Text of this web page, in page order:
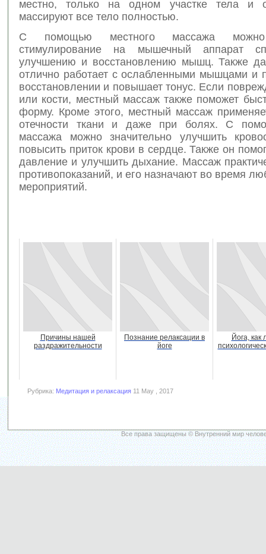
местно, только на одном участке тела и
массируют все тело полностью.
С помощью местного массажа можно
стимулирование на мышечный аппарат
улучшению и восстановлению мышц. Также
отлично работает с ослабленными мышцами и
восстановлении и повышает тонус. Если
или кости, местный массаж также поможет
форму. Кроме этого, местный массаж
отечности ткани и даже при болях. С
массажа можно значительно улучшить
повысить приток крови в сердце. Также он
давление и улучшить дыхание. Массаж
противопоказаний, и его назначают во время
мероприятий.
Причины нашей
раздражительности
Познание релаксации в
йоге
Йога, как
Рубрика: Медитация и релаксация 11 May , 2017
Все права защищены © Внутренний мир